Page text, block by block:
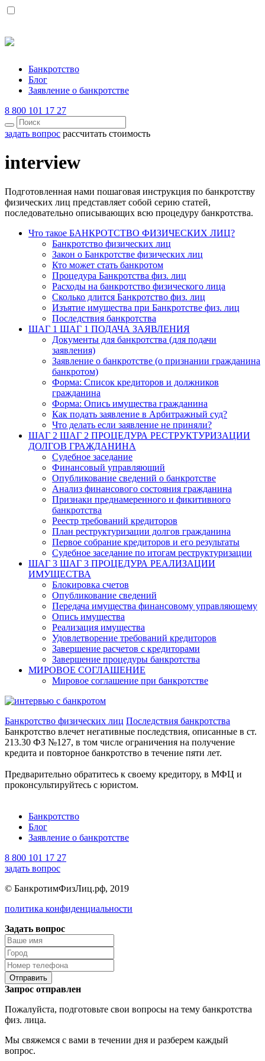
Банкротство
Блог
Заявление о банкротстве
8 800 101 17 27
задать вопрос рассчитать стоимость
interview
Подготовленная нами пошаговая инструкция по банкротству
физических лиц представляет собой серию статей,
последовательно описывающих всю процедуру банкротства.
Что такое БАНКРОТСТВО ФИЗИЧЕСКИХ ЛИЦ?
Банкротство физических лиц
Закон о Банкротстве физических лиц
Кто может стать банкротом
Процедура Банкротства физ. лиц
Расходы на банкротство физического лица
Сколько длится Банкротство физ. лиц
Изъятие имущества при Банкротстве физ. лиц
Последствия банкротства
ШАГ 1 ШАГ 1 ПОДАЧА ЗАЯВЛЕНИЯ
Документы для банкротства (для подачи
заявления)
Заявление о банкротстве (о признании гражданина
банкротом)
Форма: Список кредиторов и должников
гражданина
Форма: Опись имущества гражданина
Как подать заявление в Арбитражный суд?
Что делать если заявление не приняли?
ШАГ 2 ШАГ 2 ПРОЦЕДУРА РЕСТРУКТУРИЗАЦИИ
ДОЛГОВ ГРАЖДАНИНА
Судебное заседание
Финансовый управляющий
Опубликование сведений о банкротстве
Анализ финансового состояния гражданина
Признаки преднамеренного и фикитивного
банкротства
Реестр требований кредиторов
План реструктуризации долгов гражданина
Первое собрание кредиторов и его результаты
Судебное заседание по итогам реструктуризации
ШАГ 3 ШАГ 3 ПРОЦЕДУРА РЕАЛИЗАЦИИ
ИМУЩЕСТВА
Блокировка счетов
Опубликование сведений
Передача имущества финансовому управляющему
Опись имущества
Реализация имущества
Удовлетворение требований кредиторов
Завершение расчетов с кредиторами
Завершение процедуры банкротства
МИРОВОЕ СОГЛАШЕНИЕ
Мировое соглашение при банкротстве
Банкротство физических лиц Последствия банкротства
Банкротство влечет негативные последствия, описанные в ст.
213.30 ФЗ №127, в том числе ограничения на получение
кредита и повторное банкротство в течение пяти лет.
Предварительно обратитесь к своему кредитору, в МФЦ и
проконсультируйтесь с юристом.
Банкротство
Блог
Заявление о банкротстве
8 800 101 17 27
задать вопрос
© БанкротимФизЛиц.рф, 2019
политика конфиденциальности
Задать вопрос
Отправить
Запрос отправлен
Пожалуйста, подготовьте свои вопросы на тему банкротства
физ. лица.
Мы свяжемся с вами в течении дня и разберем каждый
вопрос.